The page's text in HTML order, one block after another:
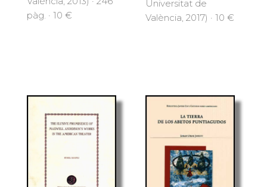
pàg. · 10 €
Universitat de
València, 2017) · 10 €